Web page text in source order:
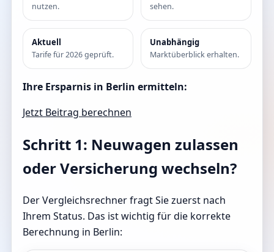
nutzen.
sehen.
Aktuell
Tarife für 2026 geprüft.
Unabhängig
Marktüberblick erhalten.
Ihre Ersparnis in Berlin ermitteln:
Jetzt Beitrag berechnen
Schritt 1: Neuwagen zulassen
oder Versicherung wechseln?
Der Vergleichsrechner fragt Sie zuerst nach
Ihrem Status. Das ist wichtig für die korrekte
Berechnung in Berlin: